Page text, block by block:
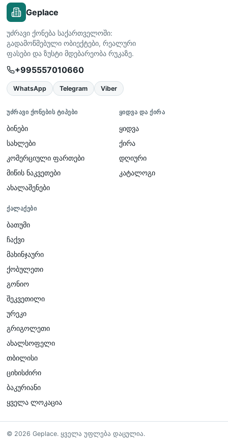
Geplace
უძრავი ქონება საქართველოში:
გადამოწმებული ობიექტები, რეალური
ფასები და ზუსტი მდებარეობა რუკაზე.
+995557010660
WhatsApp Telegram Viber
ᲣᲫᲠᲐᲕᲘ ᲥᲝᲜᲔᲑᲘᲡ ᲢᲘᲞᲔᲑᲘ
ბინები
სახლები
კომერციული ფართები
მიწის ნაკვეთები
ახალაშენები
ᲧᲘᲓᲕᲐ ᲓᲐ ᲥᲘᲠᲐ
ყიდვა
ქირა
დღიური
კატალოგი
ᲥᲐᲚᲐᲥᲔᲑᲘ
ბათუმი
ჩაქვი
მახინჯაური
ქობულეთი
გონიო
შეკვეთილი
ურეკი
გრიგოლეთი
ახალსოფელი
თბილისი
ციხისძირი
ბაკურიანი
ყველა ლოკაცია
© 2026 Geplace.ყველა უფლება დაცულია.